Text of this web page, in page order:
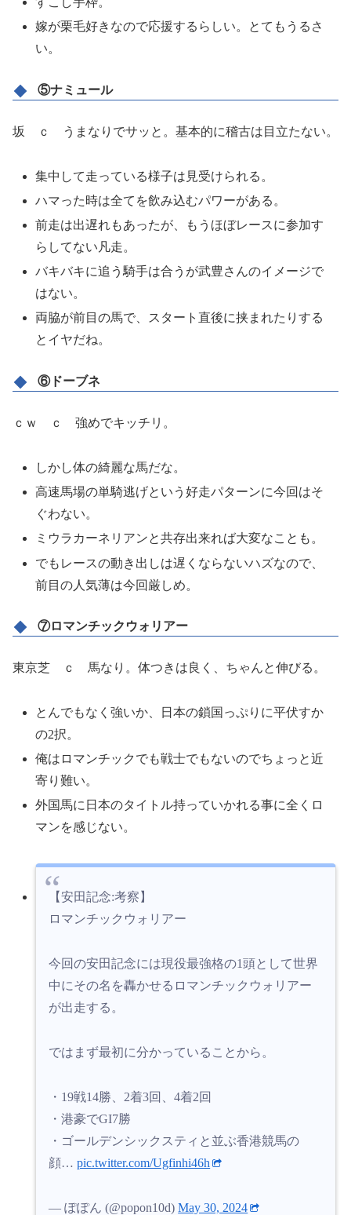
嫁が栗毛好きなので応援するらしい。とてもうるさ
い。
⑤ナミュール
坂 ｃ うまなりでサッと。基本的に稽古は目立たない。
集中して走っている様子は見受けられる。
ハマった時は全てを飲み込むパワーがある。
前走は出遅れもあったが、もうほぼレースに参加す
らしてない凡走。
バキバキに追う騎手は合うが武豊さんのイメージで
はない。
両脇が前目の馬で、スタート直後に挟まれたりする
とイヤだね。
⑥ドーブネ
ｃｗ ｃ 強めでキッチリ。
しかし体の綺麗な馬だな。
高速馬場の単騎逃げという好走パターンに今回はそ
ぐわない。
ミウラカーネリアンと共存出来れば大変なことも。
でもレースの動き出しは遅くならないハズなので、
前目の人気薄は今回厳しめ。
⑦ロマンチックウォリアー
東京芝 ｃ 馬なり。体つきは良く、ちゃんと伸びる。
とんでもなく強いか、日本の鎖国っぷりに平伏すか
の2択。
俺はロマンチックでも戦士でもないのでちょっと近
寄り難い。
外国馬に日本のタイトル持っていかれる事に全くロ
マンを感じない。
【安田記念:考察】
ロマンチックウォリアー
今回の安田記念には現役最強格の1頭として世界
中にその名を轟かせるロマンチックウォリアー
が出走する。
ではまず最初に分かっていることから。
・19戦14勝、2着3回、4着2回
・港豪でGI7勝
・ゴールデンシックスティと並ぶ香港競馬の
顔…pic.twitter.com/Ugfinhi46h
— ぽぽん (@popon10d)May 30, 2024